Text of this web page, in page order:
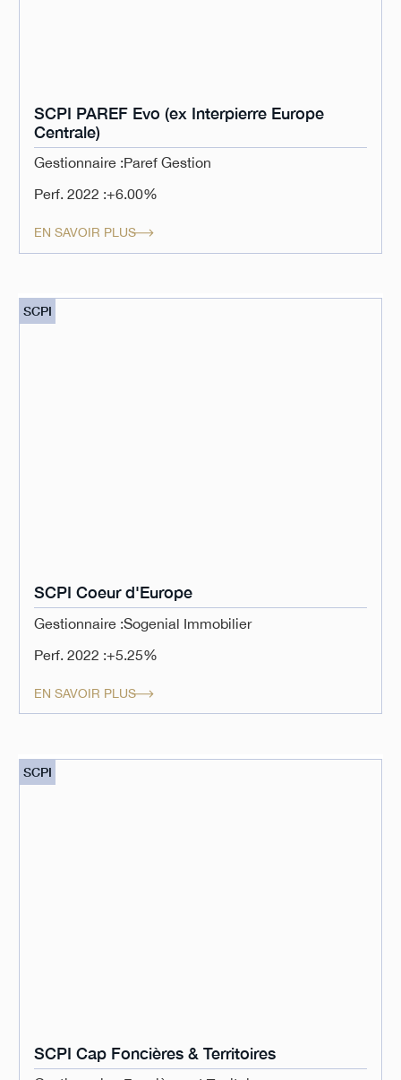
SCPI PAREF Evo (ex Interpierre Europe
Centrale)
Gestionnaire :Paref Gestion
Perf. 2022 :+6.00%
EN SAVOIR PLUS
SCPI
SCPI Coeur d'Europe
Gestionnaire :Sogenial Immobilier
Perf. 2022 :+5.25%
EN SAVOIR PLUS
SCPI
SCPI Cap Foncières & Territoires